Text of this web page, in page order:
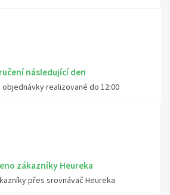
následující den
realizované do 12:00
zákazníky Heureka
přes srovnávač Heureka